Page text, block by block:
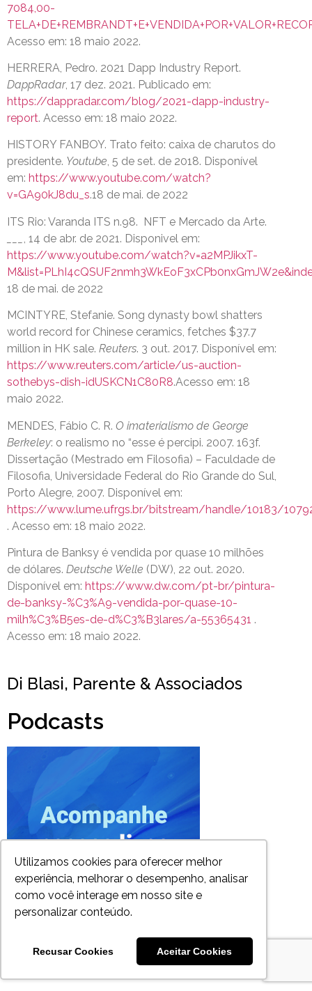
Utilizamos cookies para oferecer melhor
experiência, melhorar o desempenho, analisar
como você interage em nosso site e
personalizar conteúdo.
Recusar Cookies Aceitar Cookies
7084,00-
Acesso em: 18 maio 2022.
HERRERA, Pedro. 2021 Dapp Industry Report.
DappRadar, 17 dez. 2021. Publicado em:
https://dappradar.com/blog/2021-dapp-industry-
report. Acesso em: 18 maio 2022.
HISTORY FANBOY. Trato feito: caixa de charutos do
presidente. Youtube, 5 de set. de 2018. Disponível
em: https://www.youtube.com/watch?
v=GA90kJ8du_s.18 de mai. de 2022
ITS Rio: Varanda ITS n.98. NFT e Mercado da Arte.
, 14 de abr. de 2021. Disponivel em:
https://www.youtube.com/watch?v=a2MPJikxT-
18 de mai. de 2022
MCINTYRE, Stefanie. Song dynasty bowl shatters
world record for Chinese ceramics, fetches $37.7
million in HK sale. Reuters. 3 out. 2017. Disponível em:
https://www.reuters.com/article/us-auction-
sothebys-dish-idUSKCN1C80R8.Acesso em: 18
maio 2022.
MENDES, Fábio C. R. O imaterialismo de George
Berkeley: o realismo no “esse é percipi. 2007. 163f.
Dissertação (Mestrado em Filosofia) – Faculdade de
Filosofia, Universidade Federal do Rio Grande do Sul,
Porto Alegre, 2007. Disponível em:
https://www.lume.ufrgs.br/bitstream/handle/10183/
. Acesso em: 18 maio 2022.
Pintura de Banksy é vendida por quase 10 milhões
de dólares. Deutsche Welle (DW), 22 out. 2020.
Disponível em: https://www.dw.com/pt-br/pintura-
de-banksy-%C3%A9-vendida-por-quase-10-
milh%C3%B5es-de-d%C3%B3lares/a-55365431 .
Acesso em: 18 maio 2022.
Di Blasi, Parente & Associados
Podcasts